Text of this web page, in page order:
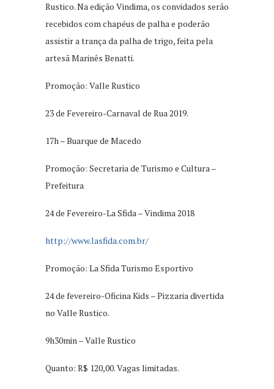
Rustico. Na edição Vindima, os convidados serão
recebidos com chapéus de palha e poderão
assistir a trança da palha de trigo, feita pela
artesã Marinês Benatti.
Promoção: Valle Rustico
23 de Fevereiro-Carnaval de Rua 2019.
17h – Buarque de Macedo
Promoção: Secretaria de Turismo e Cultura –
Prefeitura
24 de Fevereiro-La Sfida – Vindima 2018
http://www.lasfida.com.br/
Promoção: La Sfida Turismo Esportivo
24 de fevereiro-Oficina Kids – Pizzaria divertida
no Valle Rustico.
9h30min – Valle Rustico
Quanto: R$ 120,00. Vagas limitadas.